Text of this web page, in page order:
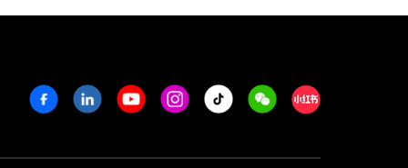
FacebookLinkedinYoutubeInstagram
Tiktok WeechatXiaohongshu/